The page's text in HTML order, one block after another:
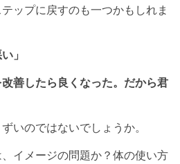
ップに戻すのも一つかもしれま
」
改善したら良くなった。だから君
いのではないでしょうか。
イメージの問題か？体の使い方